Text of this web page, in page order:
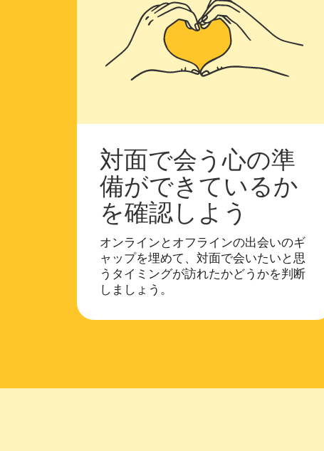
対面で会う心の準
備ができているか
を確認しよう
オンラインとオフラインの出会いのギ
ャップを埋めて、対面で会いたいと思
うタイミングが訪れたかどうかを判断
しましょう。